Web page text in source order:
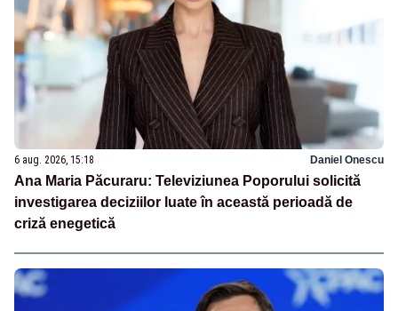
6 aug. 2026, 15:18 Daniel Onescu
Ana Maria Păcuraru: Televiziunea Poporului solicită
investigarea deciziilor luate în această perioadă de
criză enegetică